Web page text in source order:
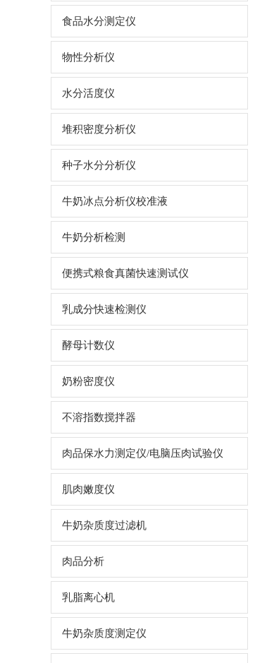
食品水分测定仪
物性分析仪
水分活度仪
堆积密度分析仪
种子水分分析仪
牛奶冰点分析仪校准液
牛奶分析检测
便携式粮食真菌快速测试仪
乳成分快速检测仪
酵母计数仪
奶粉密度仪
不溶指数搅拌器
肉品保水力测定仪/电脑压肉试验仪
肌肉嫩度仪
牛奶杂质度过滤机
肉品分析
乳脂离心机
牛奶杂质度测定仪